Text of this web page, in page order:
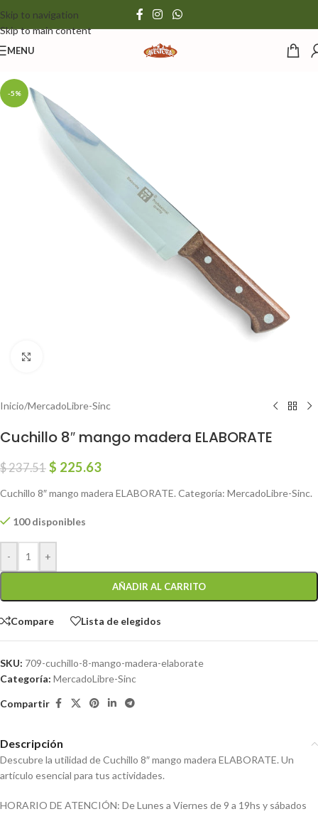
Skip to navigation
Skip to main content
MENU
-5%
Inicio/MercadoLibre-Sinc
Cuchillo 8″ mango madera ELABORATE
$237.51 $ 225.63
Cuchillo 8″ mango madera ELABORATE. Categoría: MercadoLibre-Sinc.
100 disponibles
- +
AÑADIR AL CARRITO
Compare Lista de elegidos
SKU: 709-cuchillo-8-mango-madera-elaborate
Categoría: MercadoLibre-Sinc
Compartir
Descripción
Descubre la utilidad de Cuchillo 8″ mango madera ELABORATE. Un
artículo esencial para tus actividades.
HORARIO DE ATENCIÓN: De Lunes a Viernes de 9 a 19hs y sábados